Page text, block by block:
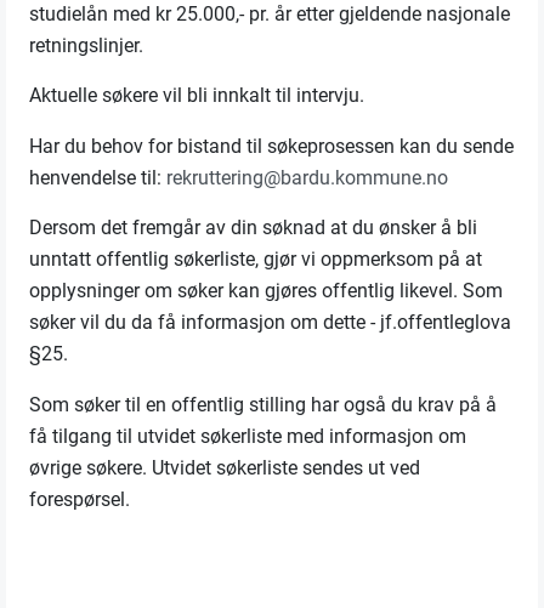
studielån med kr 25.000,- pr. år etter gjeldende nasjonale
retningslinjer.
Aktuelle søkere vil bli innkalt til intervju.
Har du behov for bistand til søkeprosessen kan du sende
henvendelse til: rekruttering@bardu.kommune.no
Dersom det fremgår av din søknad at du ønsker å bli
unntatt offentlig søkerliste, gjør vi oppmerksom på at
opplysninger om søker kan gjøres offentlig likevel. Som
søker vil du da få informasjon om dette - jf.offentleglova
§25.
Som søker til en offentlig stilling har også du krav på å
få tilgang til utvidet søkerliste med informasjon om
øvrige søkere. Utvidet søkerliste sendes ut ved
forespørsel.